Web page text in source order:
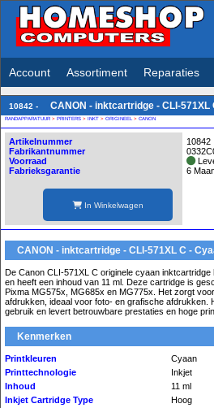
Account Assortiment Reparaties
10842 - CANON - inktcartridge - CLI-571XL
RANDAPPARATUUR > PRINTERS > INKT > ORIGINEEL > CANON
Artikelnummer
Fabrikantnummer
Voorraad
Fabrieksgarantie
In Winkelwagen
10842
6
CANON - inktcartridge - CLI-571XL C -
De Canon CLI-571XL C originele cyaan
en heeft een inhoud van 11 ml. Deze cartridge is
Pixma MG575x, MG685x en MG775x. Het zorgt
afdrukken, ideaal voor foto- en grafische afdrukken.
gebruik en levert betrouwbare prestaties en hoge
Kenmerken
Printkleuren
Cyaan
Printtechnologie
Inkjet
Inhoud
11 ml
Inkjet Cartridge Type
Hoog